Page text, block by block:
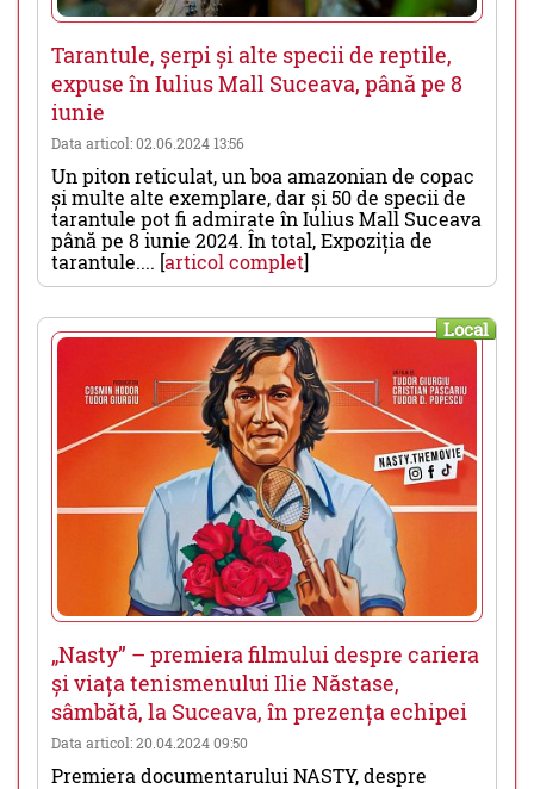
Tarantule, șerpi și alte specii de reptile,
expuse în Iulius Mall Suceava, până pe 8
iunie
Data articol: 02.06.2024 13:56
Un piton reticulat, un boa amazonian de copac
și multe alte exemplare, dar și 50 de specii de
tarantule pot fi admirate în Iulius Mall Suceava
până pe 8 iunie 2024. În total, Expoziția de
tarantule.... [articol complet]
Local
„Nasty” – premiera filmului despre cariera
și viața tenismenului Ilie Năstase,
sâmbătă, la Suceava, în prezența echipei
Data articol: 20.04.2024 09:50
Premiera documentarului NASTY, despre